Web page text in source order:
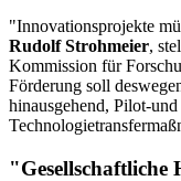
"Innovationsprojekte
Rudolf Strohmeier,
Kommission für
Förderung soll
hinausgehend, Pilot-
"Gesellschaftliche